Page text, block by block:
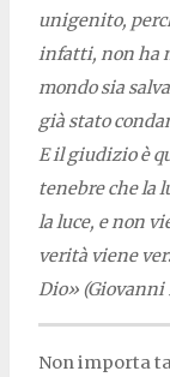
unigenito,
infatti, non ha
mondo sia
già stato
E il giudizio è
tenebre che la
la luce, e non
verità viene
Dio» (Giovanni
Non importa